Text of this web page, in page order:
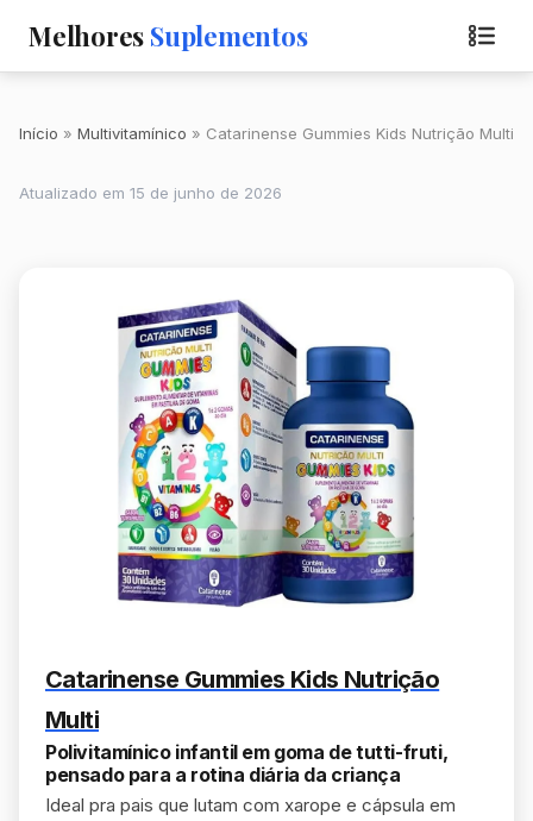
Melhores Suplementos
Início Multivitamínico Catarinense Gummies Kids Nutrição Multi
Atualizado em 15 de junho de 2026
Catarinense Gummies Kids Nutrição
Multi
Polivitamínico infantil em goma de tutti-fruti,
pensado para a rotina diária da criança
Ideal pra pais que lutam com xarope e cápsula em